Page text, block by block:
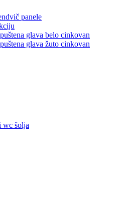
panele
glava belo cinkovan
glava žuto cinkovan
wc šolja